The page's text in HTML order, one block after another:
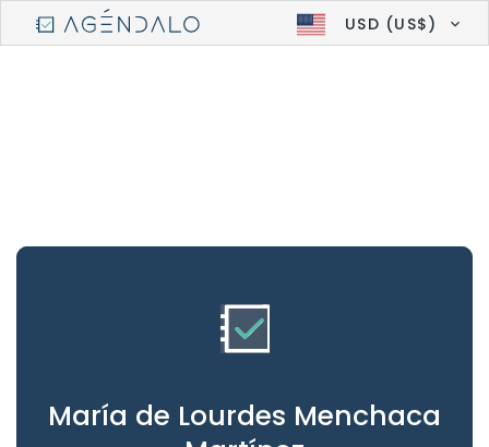
USD (US$)
María de Lourdes Menchaca